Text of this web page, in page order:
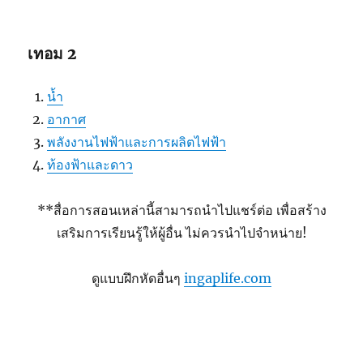
เทอม 2
น้ำ
อากาศ
พลังงานไฟฟ้าและการผลิตไฟฟ้า
ท้องฟ้าและดาว
**สื่อการสอนเหล่านี้สามารถนำไปแชร์ต่อ เพื่อสร้าง
เสริมการเรียนรู้ให้ผู้อื่น ไม่ควรนำไปจำหน่าย!
ดูแบบฝึกหัดอื่นๆ ingaplife.com